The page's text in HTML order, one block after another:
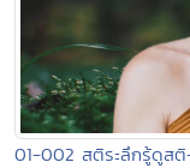
01-002 สติระลึกรู้ดูส